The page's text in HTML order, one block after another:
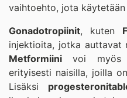
vaihtoehto, jota
Gonadotropiinit, kuten
injektioita, jotka auttavat
Metformiini voi myös
erityisesti naisilla, joilla
Lisäksi